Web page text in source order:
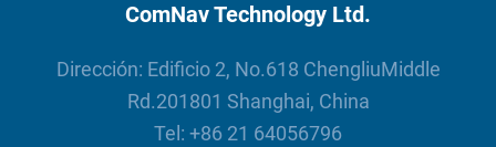
ComNav Technology Ltd.
Dirección: Edificio 2, No.618 ChengliuMiddle
Rd.201801 Shanghai, China
Tel: +86 21 64056796